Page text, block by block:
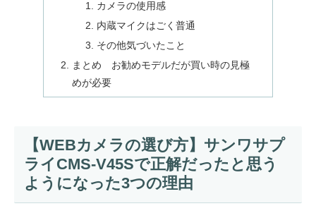
カメラの使用感
内蔵マイクはごく普通
その他気づいたこと
まとめ お勧めモデルだが買い時の見極
めが必要
【WEBカメラの選び方】サンワサプ
ライCMS-V45Sで正解だったと思う
ようになった3つの理由